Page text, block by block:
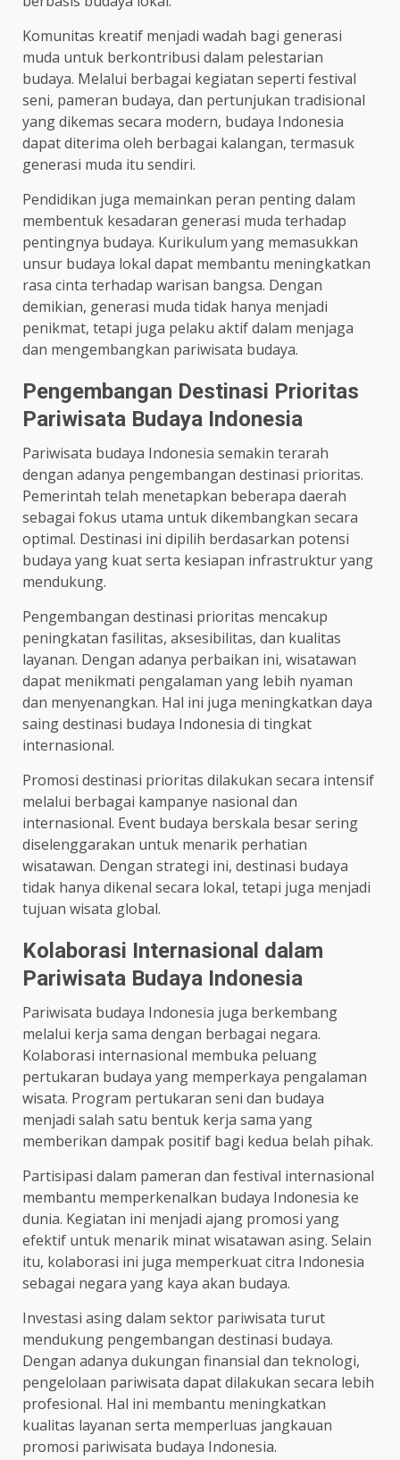
Komunitas kreatif menjadi wadah bagi generasi
muda untuk berkontribusi dalam pelestarian
budaya. Melalui berbagai kegiatan seperti festival
seni, pameran budaya, dan pertunjukan tradisional
yang dikemas secara modern, budaya Indonesia
dapat diterima oleh berbagai kalangan, termasuk
generasi muda itu sendiri.
Pendidikan juga memainkan peran penting dalam
membentuk kesadaran generasi muda terhadap
pentingnya budaya. Kurikulum yang memasukkan
unsur budaya lokal dapat membantu meningkatkan
rasa cinta terhadap warisan bangsa. Dengan
demikian, generasi muda tidak hanya menjadi
penikmat, tetapi juga pelaku aktif dalam menjaga
dan mengembangkan pariwisata budaya.
Pengembangan Destinasi Prioritas
Pariwisata Budaya Indonesia
Pariwisata budaya Indonesia semakin terarah
dengan adanya pengembangan destinasi prioritas.
Pemerintah telah menetapkan beberapa daerah
sebagai fokus utama untuk dikembangkan secara
optimal. Destinasi ini dipilih berdasarkan potensi
budaya yang kuat serta kesiapan infrastruktur yang
mendukung.
Pengembangan destinasi prioritas mencakup
peningkatan fasilitas, aksesibilitas, dan kualitas
layanan. Dengan adanya perbaikan ini, wisatawan
dapat menikmati pengalaman yang lebih nyaman
dan menyenangkan. Hal ini juga meningkatkan daya
saing destinasi budaya Indonesia di tingkat
internasional.
Promosi destinasi prioritas dilakukan secara intensif
melalui berbagai kampanye nasional dan
internasional. Event budaya berskala besar sering
diselenggarakan untuk menarik perhatian
wisatawan. Dengan strategi ini, destinasi budaya
tidak hanya dikenal secara lokal, tetapi juga menjadi
tujuan wisata global.
Kolaborasi Internasional dalam
Pariwisata Budaya Indonesia
Pariwisata budaya Indonesia juga berkembang
melalui kerja sama dengan berbagai negara.
Kolaborasi internasional membuka peluang
pertukaran budaya yang memperkaya pengalaman
wisata. Program pertukaran seni dan budaya
menjadi salah satu bentuk kerja sama yang
memberikan dampak positif bagi kedua belah pihak.
Partisipasi dalam pameran dan festival internasional
membantu memperkenalkan budaya Indonesia ke
dunia. Kegiatan ini menjadi ajang promosi yang
efektif untuk menarik minat wisatawan asing. Selain
itu, kolaborasi ini juga memperkuat citra Indonesia
sebagai negara yang kaya akan budaya.
Investasi asing dalam sektor pariwisata turut
mendukung pengembangan destinasi budaya.
Dengan adanya dukungan finansial dan teknologi,
pengelolaan pariwisata dapat dilakukan secara lebih
profesional. Hal ini membantu meningkatkan
kualitas layanan serta memperluas jangkauan
promosi pariwisata budaya Indonesia.